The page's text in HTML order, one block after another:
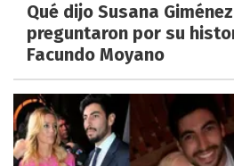
Qué dijo Susana
preguntaron por su
Facundo Moyano